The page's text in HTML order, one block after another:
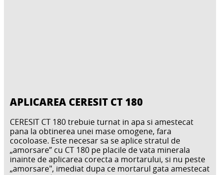
APLICAREA CERESIT CT 180
CERESIT CT 180 trebuie turnat in apa si amestecat
pana la obtinerea unei mase omogene, fara
cocoloase. Este necesar sa se aplice stratul de
„amorsare” cu CT 180 pe placile de vata minerala
inainte de aplicarea corecta a mortarului, si nu peste
„amorsare", imediat dupa ce mortarul gata amestecat